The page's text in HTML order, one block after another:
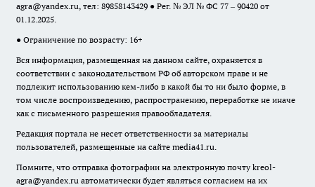
agra@yandex.ru, тел: 89858143429 ● Рег. № ЭЛ № ФС 77 – 90420 от
01.12.2025.
● Ограничение по возрасту: 16+
Вся информация, размещенная на данном сайте, охраняется в
соответствии с законодательством РФ об авторском праве и не
подлежит использованию кем-либо в какой бы то ни было форме, в
том числе воспроизведению, распространению, переработке не иначе
как с письменного разрешения правообладателя.
Редакция портала не несет ответственности за материалы
пользователей, размещенные на сайте media41.ru.
Помните, что отправка фотографии на электронную почту kreol-
agra@yandex.ru автоматически будет являться согласием на их